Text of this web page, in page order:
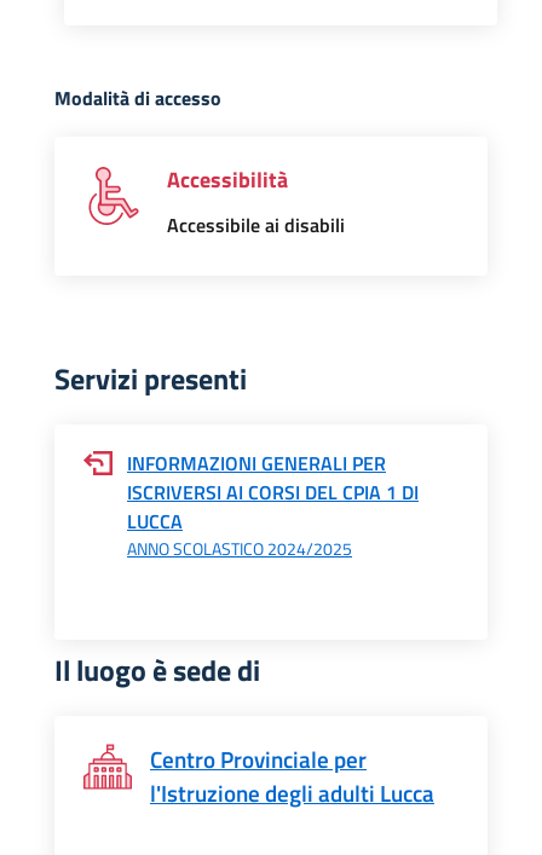
Modalità di accesso
Accessibilità
Accessibile ai disabili
Servizi presenti
INFORMAZIONI GENERALI PER
ISCRIVERSI AI CORSI DEL CPIA 1 DI
LUCCA
ANNO SCOLASTICO 2024/2025
Il luogo è sede di
Centro Provinciale per
l'Istruzione degli adulti Lucca